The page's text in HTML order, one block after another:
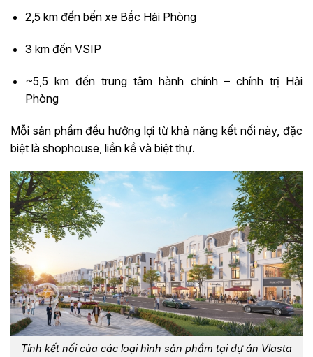
2,5 km đến bến xe Bắc Hải Phòng
3 km đến VSIP
~5,5 km đến trung tâm hành chính – chính trị Hải
Phòng
Mỗi sản phẩm đều hưởng lợi từ khả năng kết nối này, đặc
biệt là shophouse, liền kề và biệt thự.
Tính kết nối của các loại hình sản phẩm tại dự án Vlasta